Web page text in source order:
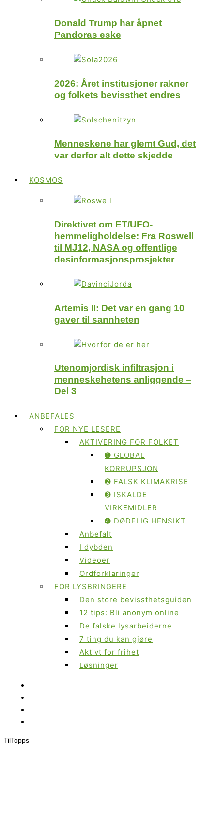
Donald Trump har åpnet
Pandoras eske
2026: Året institusjoner rakner
og folkets bevissthet endres
Menneskene har glemt Gud, det
var derfor alt dette skjedde
KOSMOS
Direktivet om ET/UFO-
hemmeligholdelse: Fra Roswell
til MJ12, NASA og offentlige
desinformasjonsprosjekter
Artemis II: Det var en gang 10
gaver til sannheten
Utenomjordisk infiltrasjon i
menneskehetens anliggende –
Del 3
ANBEFALES
FOR NYE LESERE
AKTIVERING FOR FOLKET
➊ GLOBAL
KORRUPSJON
➋ FALSK KLIMAKRISE
➌ ISKALDE
VIRKEMIDLER
➍ DØDELIG HENSIKT
Anbefalt
I dybden
Videoer
Ordforklaringer
FOR LYSBRINGERE
Den store bevissthetsguiden
12 tips: Bli anonym online
De falske lysarbeiderne
7 ting du kan gjøre
Aktivt for frihet
Løsninger
TilTopps